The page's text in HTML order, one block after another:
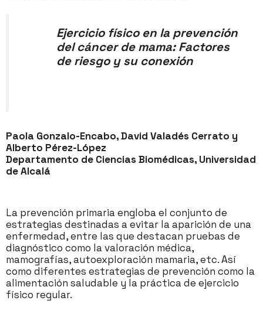
Ejercicio físico en la prevención
del cáncer de mama: Factores
de riesgo y su conexión
Paola Gonzalo-Encabo, David Valadés Cerrato y
Alberto Pérez-López
Departamento de Ciencias Biomédicas, Universidad
de Alcalá
La prevención primaria engloba el conjunto de
estrategias destinadas a evitar la aparición de una
enfermedad, entre las que destacan pruebas de
diagnóstico como la valoración médica,
mamografías, autoexploración mamaria, etc. Así
como diferentes estrategias de prevención como la
alimentación saludable y la práctica de ejercicio
físico regular.